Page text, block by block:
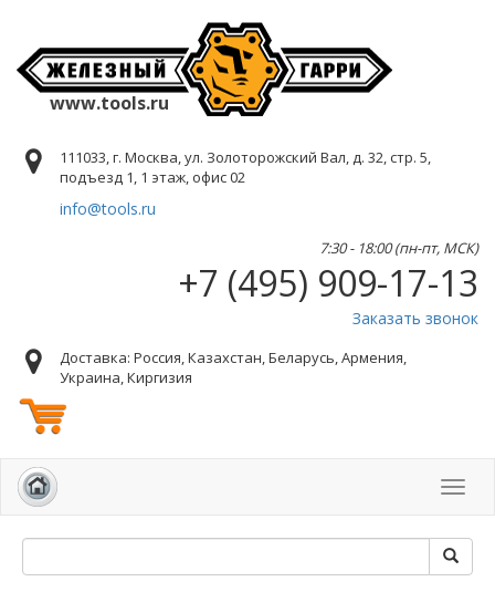
www.tools.ru
111033, г. Москва, ул. Золоторожский Вал, д. 32, стр. 5,
подъезд 1, 1 этаж, офис 02
info@tools.ru
7:30 - 18:00 (пн-пт, МСК)
+7 (495) 909-17-13
Заказать звонок
Доставка: Россия, Казахстан, Беларусь, Армения,
Украина, Киргизия